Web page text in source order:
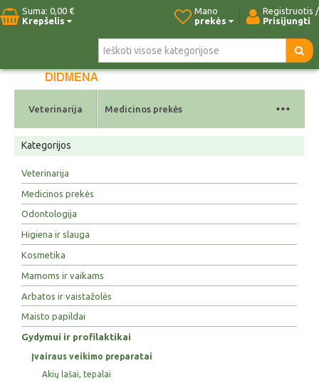
Suma: 0,00 €
Krepšelis
Registruotis /
Prisijungti
Mano
prekės
Pradžia Naujos prekės Kontaktai
Veterinarija Medicinos prekės ...
Kategorijos
Veterinarija
Medicinos prekės
Odontologija
Higiena ir slauga
Kosmetika
Mamoms ir vaikams
Arbatos ir vaistažolės
Maisto papildai
Gydymui ir profilaktikai
Įvairaus veikimo preparatai
Akių lašai, tepalai